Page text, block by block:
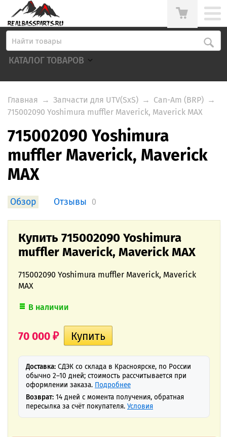
КАТАЛОГ ТОВАРОВ
Главная → Запчасти для UTV(SxS) → Can-Am (BRP) →
715002090 Yoshimura muffler Maverick, Maverick MAX
715002090 Yoshimura
muffler Maverick, Maverick
MAX
Обзор Отзывы 0
Купить 715002090 Yoshimura
muffler Maverick, Maverick MAX
715002090 Yoshimura muffler Maverick, Maverick
MAX
В наличии
70 000 ₽
Доставка: СДЭК со склада в Красноярске, по России
обычно 2–10 дней; стоимость рассчитывается при
оформлении заказа. Подробнее
Возврат: 14 дней с момента получения, обратная
пересылка за счёт покупателя. Условия